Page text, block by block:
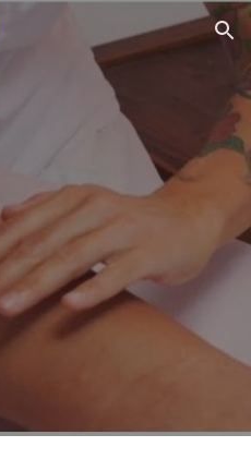
Skip to navigation